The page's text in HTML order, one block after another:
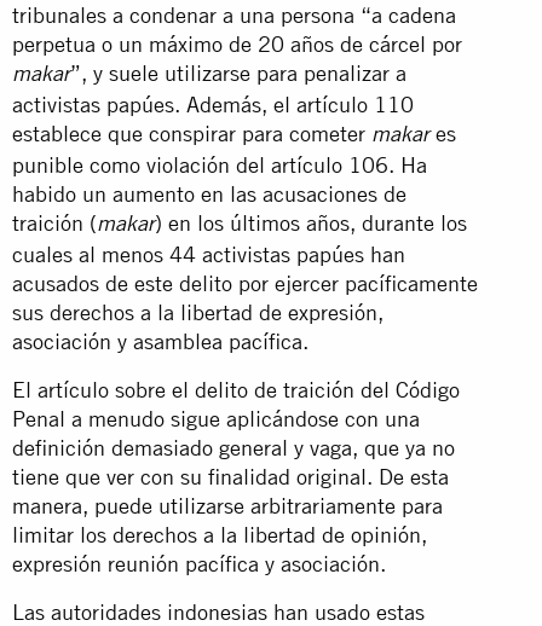
tribunales a condenar a una persona “a cadena
perpetua o un máximo de 20 años de cárcel por
makar”, y suele utilizarse para penalizar a
activistas papúes. Además, el artículo 110
establece que conspirar para cometer makares
punible como violación del artículo 106. Ha
habido un aumento en las acusaciones de
traición (makar) en los últimos años, durante los
cuales al menos 44 activistas papúes han
acusados de este delito por ejercer pacíficamente
sus derechos a la libertad de expresión,
asociación y asamblea pacífica.
El artículo sobre el delito de traición del Código
Penal a menudo sigue aplicándose con una
definición demasiado general y vaga, que ya no
tiene que ver con su finalidad original. De esta
manera, puede utilizarse arbitrariamente para
limitar los derechos a la libertad de opinión,
expresión reunión pacífica y asociación.
Las autoridades indonesias han usado estas